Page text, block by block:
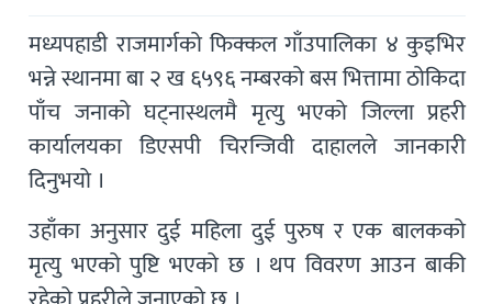
मध्यपहाडी राजमार्गको फिक्कल गाँउपालिका ४ कुइभिर
भन्ने स्थानमा बा २ ख ६५९६ नम्बरको बस भित्तामा ठोकिदा
पाँच जनाको घट्नास्थलमै मृत्यु भएको जिल्ला प्रहरी
कार्यालयका डिएसपी चिरन्जिवी दाहालले जानकारी
दिनुभयो ।
उहाँका अनुसार दुई महिला दुई पुरुष र एक बालकको
मृत्यु भएको पुष्टि भएको छ । थप विवरण आउन बाकी